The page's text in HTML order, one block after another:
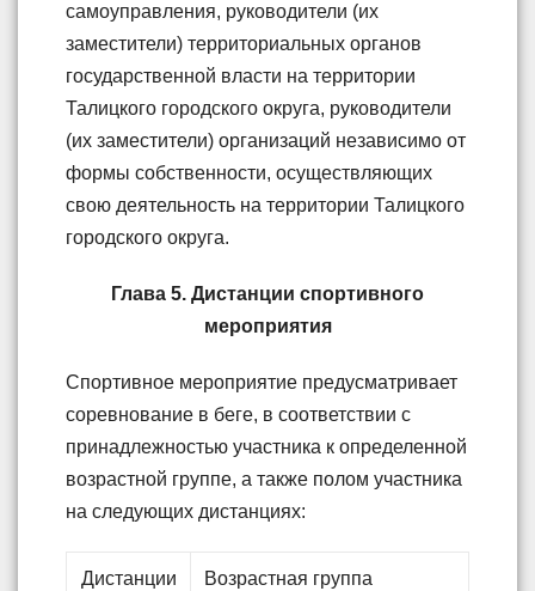
самоуправления, руководители (их
заместители) территориальных органов
государственной власти на территории
Талицкого городского округа, руководители
(их заместители) организаций независимо от
формы собственности, осуществляющих
свою деятельность на территории Талицкого
городского округа.
Глава 5. Дистанции спортивного
мероприятия
Спортивное мероприятие предусматривает
соревнование в беге, в соответствии с
принадлежностью участника к определенной
возрастной группе, а также полом участника
на следующих дистанциях:
Дистанции Возрастная группа